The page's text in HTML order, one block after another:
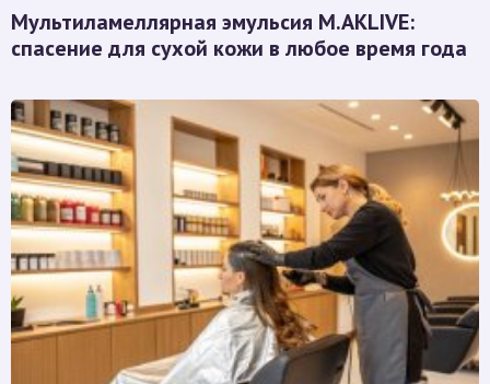
Мультиламеллярная эмульсия M.AKLIVE:
спасение для сухой кожи в любое время года